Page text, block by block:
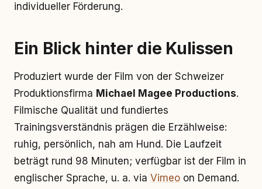
individueller Förderung.
Ein Blick hinter die Kulissen
Produziert wurde der Film von der Schweizer
Produktionsfirma Michael Magee Productions.
Filmische Qualität und fundiertes
Trainingsverständnis prägen die Erzählweise:
ruhig, persönlich, nah am Hund. Die Laufzeit
beträgt rund 98 Minuten; verfügbar ist der Film in
englischer Sprache, u. a. via Vimeo on Demand.